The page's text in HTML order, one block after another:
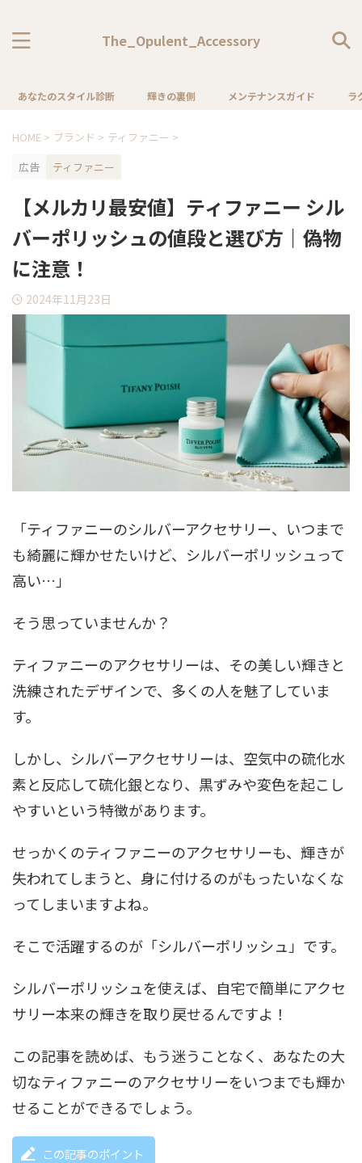
The_Opulent_Accessory
あなたのスタイル診断 輝きの裏側 メンテナンスガイド ラ
HOME > ブランド > ティファニー >
広告
ティファニー
【メルカリ最安値】ティファニー シル
バーポリッシュの値段と選び方｜偽物
に注意！
2024年11月23日
「ティファニーのシルバーアクセサリー、いつまで
も綺麗に輝かせたいけど、シルバーポリッシュって
高い…」
そう思っていませんか？
ティファニーのアクセサリーは、その美しい輝きと
洗練されたデザインで、多くの人を魅了していま
す。
しかし、シルバーアクセサリーは、空気中の硫化水
素と反応して硫化銀となり、黒ずみや変色を起こし
やすいという特徴があります。
せっかくのティファニーのアクセサリーも、輝きが
失われてしまうと、身に付けるのがもったいなくな
ってしまいますよね。
そこで活躍するのが「シルバーポリッシュ」です。
シルバーポリッシュを使えば、自宅で簡単にアクセ
サリー本来の輝きを取り戻せるんですよ！
この記事を読めば、もう迷うことなく、あなたの大
切なティファニーのアクセサリーをいつまでも輝か
せることができるでしょう。
この記事のポイント